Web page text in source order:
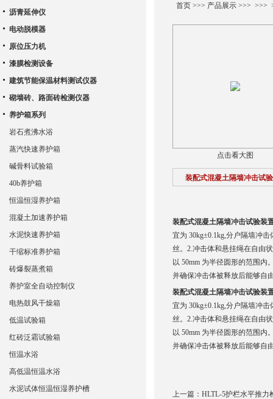
首页>>> 产品展示>>> >>>
点击看大图
装配式混凝土隔墙冲击试
装配式混凝土隔墙冲击试验装
宜为 30kg±0.1kg,分户隔墙冲
丝。2.冲击体和悬挂绳在自由
以 50mm 为半径圆形的范围
并确保冲击体被释放后能够自
装配式混凝土隔墙冲击试验装
宜为 30kg±0.1kg,分户隔墙冲
丝。2.冲击体和悬挂绳在自由
以 50mm 为半径圆形的范围
并确保冲击体被释放后能够自
上一篇： HLTL-5护栏水平推力
沥青延伸仪
电动脱模器
原位压力机
漆膜检测设备
建筑节能保温材料测试仪器
砌墙砖、路面砖检测仪器
养护箱系列
岩石煮沸水浴
蒸汽快速养护箱
碱骨料试验箱
40b养护箱
恒温恒湿养护箱
混凝土加速养护箱
水泥快速养护箱
干缩标准养护箱
砖爆裂蒸煮箱
养护室全自动控制仪
电热鼓风干燥箱
低温试验箱
红砖泛霜试验箱
恒温水浴
高低温恒温水浴
水泥试体恒温恒湿养护槽